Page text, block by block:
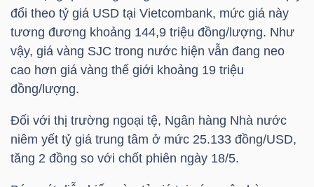
đổi theo tỷ giá USD tại Vietcombank, mức giá này
tương đương khoảng 144,9 triệu đồng/lượng. Như
vậy, giá vàng SJC trong nước hiện vẫn đang neo
cao hơn giá vàng thế giới khoảng 19 triệu
đồng/lượng.
Đối với thị trường ngoại tệ, Ngân hàng Nhà nước
niêm yết tỷ giá trung tâm ở mức 25.133 đồng/USD,
tăng 2 đồng so với chốt phiên ngày 18/5.
VĨ
MÔ
NGÀNH